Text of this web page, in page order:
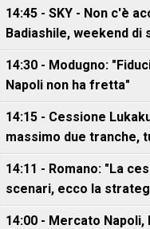
14:45 - SKY - Non c'è
Badiashile, weekend di
14:30 - Modugno:
Napoli non ha fretta"
14:15 - Cessione
massimo due tranche,
14:11 - Romano: "La
scenari, ecco la
14:00 - Mercato Napoli,